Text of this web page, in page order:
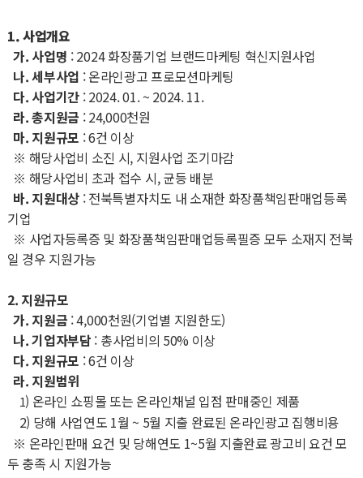
1. 사업개요
가. 사업명 : 2024 화장품기업 브랜드마케팅 혁신지원사업
나. 세부사업 : 온라인광고 프로모션마케팅
다. 사업기간 : 2024. 01. ~ 2024. 11.
라. 총지원금 : 24,000천원
마. 지원규모 : 6건 이상
※ 해당사업비 소진 시, 지원사업 조기마감
※ 해당사업비 초과 접수 시, 균등 배분
바. 지원대상 : 전북특별자치도 내 소재한 화장품책임판매업등록
기업
※ 사업자등록증 및 화장품책임판매업등록필증 모두 소재지 전북
일 경우 지원가능
2. 지원규모
가. 지원금 : 4,000천원(기업별 지원한도)
나. 기업자부담 : 총사업비의 50% 이상
다. 지원규모 : 6건 이상
라. 지원범위
1) 온라인 쇼핑몰 또는 온라인채널 입점 판매중인 제품
2) 당해 사업연도 1월 ~ 5월 지출 완료된 온라인광고 집행비용
※ 온라인판매 요건 및 당해연도 1~5월 지출완료 광고비 요건 모
두 충족 시 지원가능